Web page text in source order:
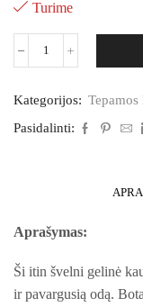
Turime
Kategorijos: Tepamos
Pasidalinti:
Aprašymas:
Ši itin švelni gelinė
ir pavargusią odą.